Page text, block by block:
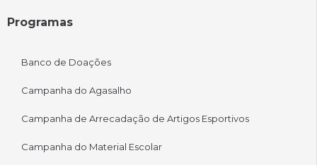
Programas
Banco de Doações
Campanha do Agasalho
Campanha de Arrecadação de Artigos Esportivos
Campanha do Material Escolar